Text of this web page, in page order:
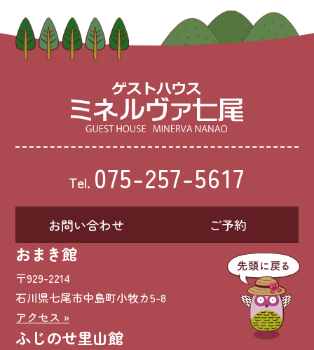
Tel. 075-257-5617
お問い合わせ ご予約
おまき館
〒929-2214
石川県七尾市中島町小牧カ5-8
アクセス
ふじのせ里山館